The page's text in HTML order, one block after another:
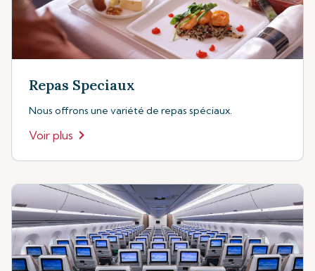
Repas Speciaux
Nous offrons une variété de repas spéciaux.
Voir plus